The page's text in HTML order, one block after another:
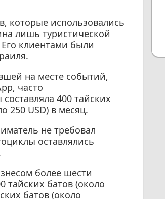
которые использовались
лишь туристической
клиентами были
на месте событий,
часто
400 тайских
250 USD) в месяц.
не требовал
оставлялись
более шести
тайских батов (около
батов (около